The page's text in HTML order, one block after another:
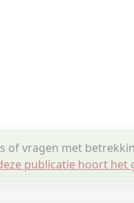
of vragen met
publicatie hoort het